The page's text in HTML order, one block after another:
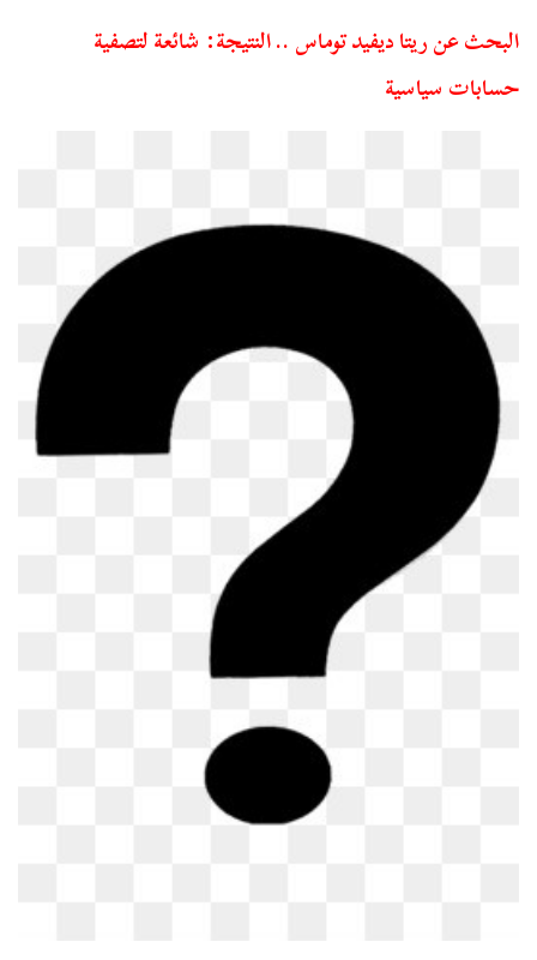
البحث عن ريتا ديفيد توماس .. النتيجة: شائعة لتصفية
حسابات سياسية